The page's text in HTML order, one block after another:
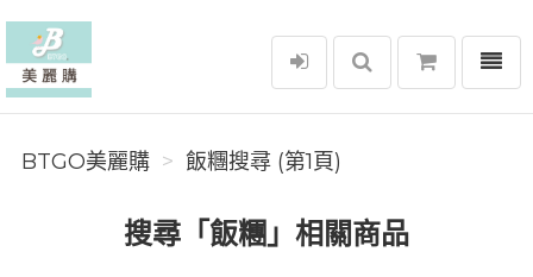
BTGO美麗購
選單
BTGO美麗購 飯糰搜尋 (第1頁)
搜尋「飯糰」相關商品